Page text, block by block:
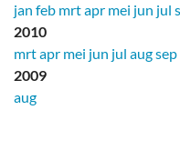
jan feb mrtapr mei jun jul
2010
mrtapr mei jun jul augsep
2009
aug